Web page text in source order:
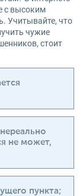
с высоким
Учитывайте, что
чужие
стоит
не может,
пункта;